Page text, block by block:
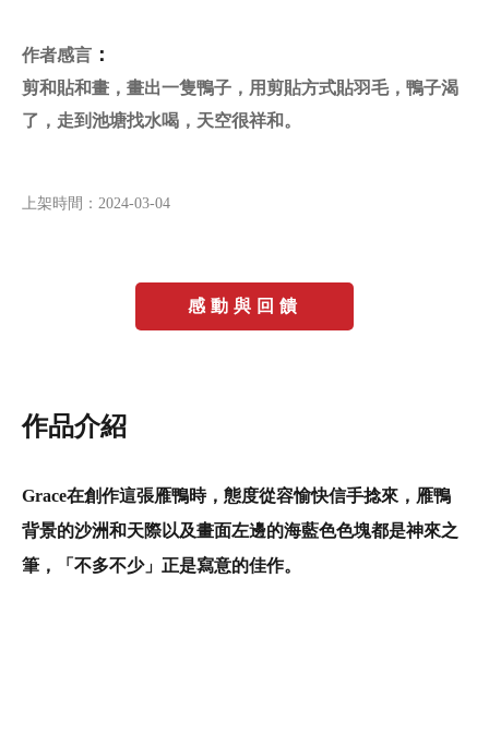
作者感言 ：
剪和貼和畫，畫出一隻鴨子，用剪貼方式貼羽毛，鴨子渴
了，走到池塘找水喝，天空很祥和。
上架時間： 2024-03-04
感動與回饋
作品介紹
Grace在創作這張雁鴨時，態度從容愉快信手捻來，雁鴨
背景的沙洲和天際以及畫面左邊的海藍色色塊都是神來之
筆，「不多不少」正是寫意的佳作。